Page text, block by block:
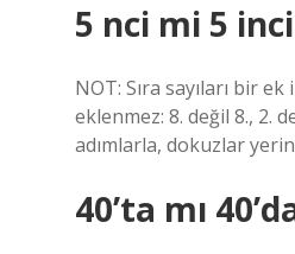
5 nci mi 5
NOT: Sıra sayıları bir
eklenmez: 8. değil 8., 2.
adımlarla, dokuzlar
40’ta mı